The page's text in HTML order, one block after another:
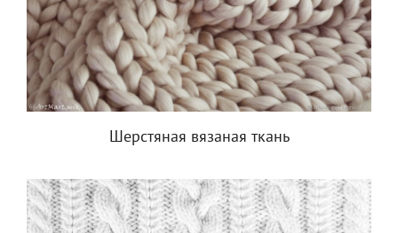
Шерстяная вязаная ткань